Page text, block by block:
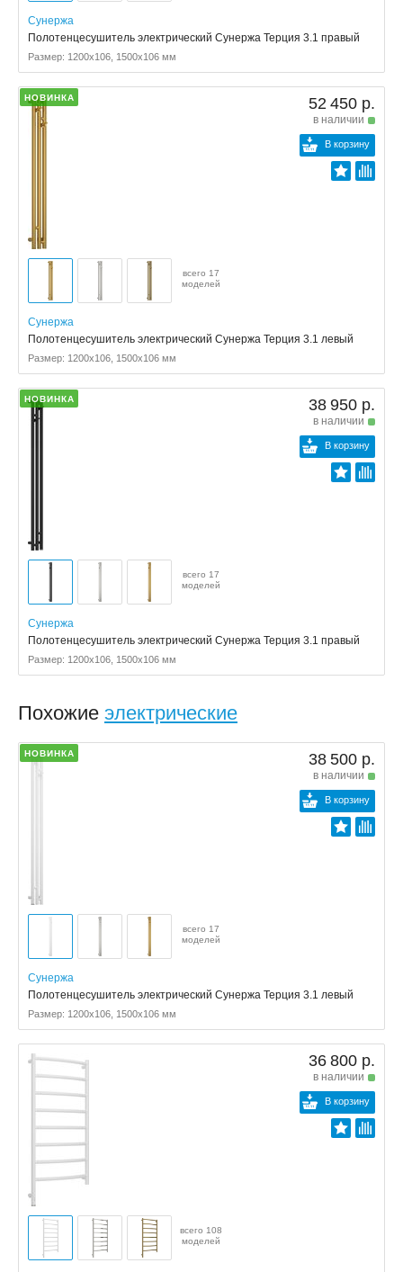
Сунержа
Полотенцесушитель электрический Сунержа Терция 3.1 правый
Размер: 1200x106, 1500x106 мм
НОВИНКА 52 450 р.
в наличии
В корзину
всего 17
моделей
Сунержа
Полотенцесушитель электрический Сунержа Терция 3.1 левый
Размер: 1200x106, 1500x106 мм
НОВИНКА 38 950 р.
в наличии
В корзину
всего 17
моделей
Сунержа
Полотенцесушитель электрический Сунержа Терция 3.1 правый
Размер: 1200x106, 1500x106 мм
Похожие электрические
НОВИНКА 38 500 р.
в наличии
В корзину
всего 17
моделей
Сунержа
Полотенцесушитель электрический Сунержа Терция 3.1 левый
Размер: 1200x106, 1500x106 мм
36 800 р.
в наличии
В корзину
всего 108
моделей